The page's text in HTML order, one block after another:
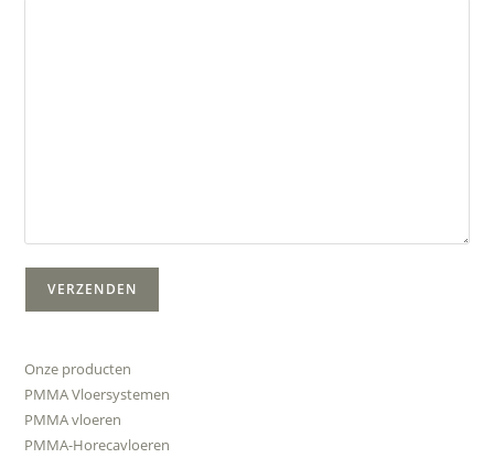
Onze producten
PMMA Vloersystemen
PMMA vloeren
PMMA-Horecavloeren